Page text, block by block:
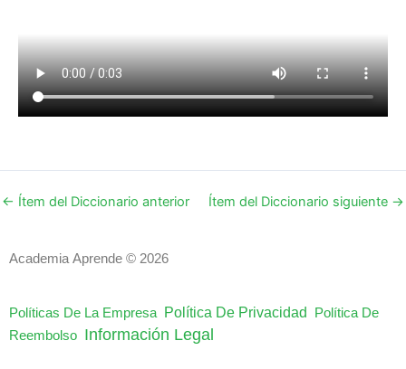
← Ítem del Diccionario anterior Ítem del Diccionario siguiente →
Academia Aprende © 2026
Políticas De La Empresa Política De Privacidad
Política De
Reembolso Información Legal